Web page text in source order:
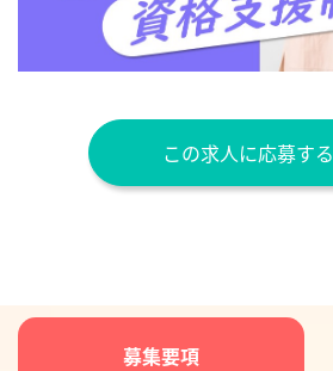
この求人に応募する
募集要項